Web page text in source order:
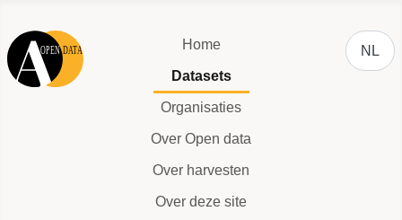
Home
Datasets
Organisaties
Over Open data
Over harvesten
Over deze site
NL